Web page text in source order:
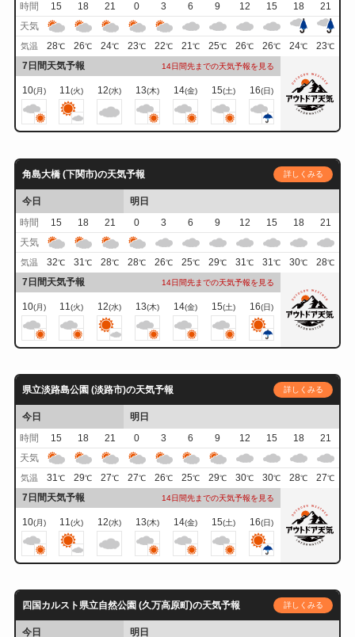
時間
15 18 21 0 3 6 9 12 15 18
21
天気
気温 28℃ 26℃ 24℃ 23℃ 22℃ 21℃ 25℃ 26℃ 26℃ 24℃ 23℃
7日間天気予報 14日間先までの天気予報を見る
10(月) 11(火) 12(水) 13(木) 14(金) 15(土) 16(日)
角島大橋 (下関市)の天気予報 詳しくみる
今日
明日
時間
15 18 21 0 3 6 9 12 15 18
21
天気
気温 32℃ 31℃ 28℃ 28℃ 26℃ 25℃ 29℃ 31℃ 31℃ 30℃ 28℃
7日間天気予報 14日間先までの天気予報を見る
10(月) 11(火) 12(水) 13(木) 14(金) 15(土) 16(日)
県立淡路島公園 (淡路市)の天気予報 詳しくみる
今日
明日
時間
15 18 21 0 3 6 9 12 15 18
21
天気
気温 31℃ 29℃ 27℃ 27℃ 26℃ 25℃ 29℃ 30℃ 30℃ 28℃ 27℃
7日間天気予報 14日間先までの天気予報を見る
10(月) 11(火) 12(水) 13(木) 14(金) 15(土) 16(日)
四国カルスト県立自然公園 (久万高原町)の天気予報 詳しくみる
今日
明日